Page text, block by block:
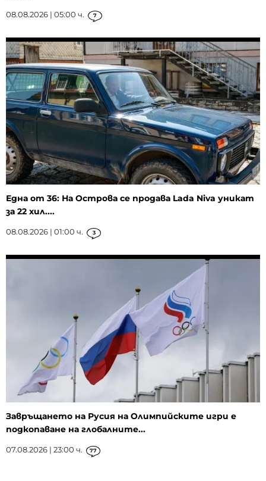
08.08.2026 | 05:00 ч. 7
Една от 36: На Острова се продава Lada Niva уникат
за 22 хил....
08.08.2026 | 01:00 ч. 3
Завръщането на Русия на Олимпийските игри е
подкопаване на глобалните...
07.08.2026 | 23:00 ч. 77